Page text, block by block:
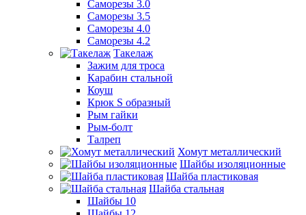
Саморезы 3.0
Саморезы 3.5
Саморезы 4.0
Саморезы 4.2
Такелаж
Зажим для троса
Карабин стальной
Коуш
Крюк S образный
Рым гайки
Рым-болт
Талреп
Хомут металлический
Шайбы изоляционные
Шайба пластиковая
Шайба стальная
Шайбы 10